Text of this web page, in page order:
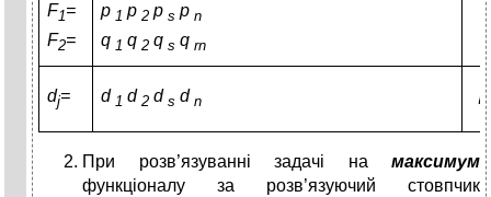
F1=
F2=
p 1p 2 p s p n
q 1 q 2 q s q rn
dj= d 1 d 2 d s d n
При розв’язуванні задачі на максимум
функціоналу за розв’язуючий стовпчик